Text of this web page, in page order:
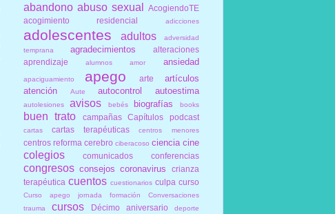
abandono abuso sexual
AcogiendoTE
acogimiento residencial
adicciones
adolescentes adultos
adversidad
temprana
agradecimientos
alteraciones
aprendizaje
alumnos amor ansiedad
apaciguamiento apego arte
artículos
atención
Aute autocontrol autoestima
autolesiones avisos bebés biografías books
buen trato campañas Capítulos podcast
cartas cartas terapéuticas centros menores
centros reforma cerebro ciberacoso ciencia cine
colegios comunicados conferencias
congresos consejos coronavirus
crianza
terapéutica cuentos cuestionarios culpa curso
Curso apego jornada formación Conversaciones
trauma
cursos Décimo aniversario deporte